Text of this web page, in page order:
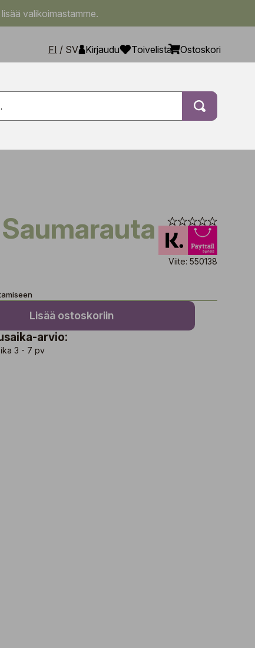
valikoimastamme.
FI / SV Kirjaudu Toivelista Ostoskori
Saumarauta
Viite: 550138
Lisää ostoskoriin
arvio:
3 - 7 pv